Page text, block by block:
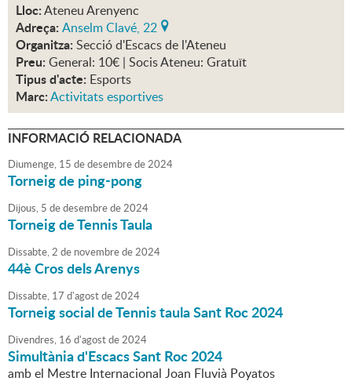
Lloc:Ateneu Arenyenc
Adreça: Anselm Clavé, 22
Organitza: Secció d'Escacs de l'Ateneu
Preu: General: 10€ | Socis Ateneu: Gratuït
Tipus d'acte: Esports
Marc:Activitats esportives
INFORMACIÓ RELACIONADA
Diumenge, 15 dedesembrede2024
Torneig de ping-pong
Dijous, 5 dedesembrede2024
Torneig de Tennis Taula
Dissabte,2 de novembrede2024
44è Cros dels Arenys
Dissabte, 17 d'agostde2024
Torneig social de Tennis taula Sant Roc 2024
Divendres, 16 d'agostde2024
Simultània d'Escacs Sant Roc 2024
amb el Mestre Internacional Joan Fluvià Poyatos